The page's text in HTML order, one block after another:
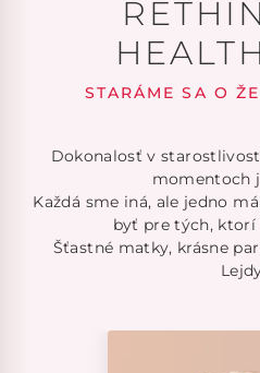
STARÁME SA O
Dokonalosť v
momentoch
Každá sme iná, ale jedno
byť pre tých, ktorí
Šťastné matky, krásne